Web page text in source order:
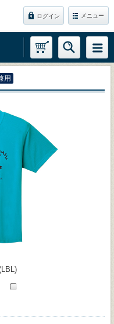
ログイン メニュー
用